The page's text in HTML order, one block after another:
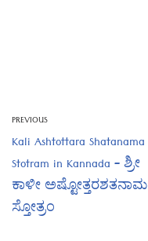
PREVIOUS
Kali Ashtottara Shatanama
Stotram in Kannada – ಶ್ರೀ
ಕಾಳೀ ಅಷ್ಟೋತ್ತರಶತನಾಮ
ಸ್ತೋತ್ರಂ